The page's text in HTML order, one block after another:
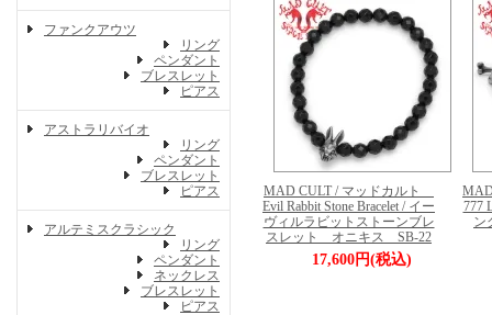
ファンクアウツ
リング
ペンダント
ブレスレット
ピアス
アストラリバイオ
リング
ペンダント
ブレスレット
ピアス
アルテミスクラシック
リング
ペンダント
ネックレス
ブレスレット
ピアス
MAD CULT / マッドカルト
Evil Rabbit Stone Bracelet / イー
ヴィルラビットストーンブレ
スレット オニキス SB-22
17,600円(税込)
777
ン